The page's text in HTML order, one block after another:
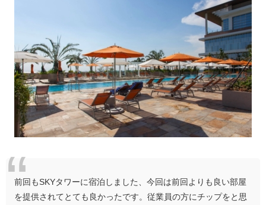
前回もSKYタワーに宿泊しました、今回は前回よりも良い部屋
を提供されてとても良かったです。従業員の方にチップをと思